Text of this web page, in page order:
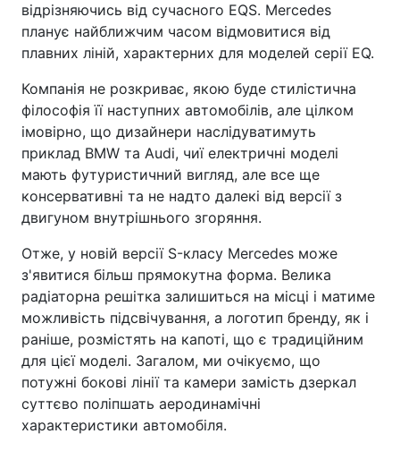
відрізняючись від сучасного EQS. Mercedes
планує найближчим часом відмовитися від
плавних ліній, характерних для моделей серії EQ.
Компанія не розкриває, якою буде стилістична
філософія її наступних автомобілів, але цілком
імовірно, що дизайнери наслідуватимуть
приклад BMW та Audi, чиї електричні моделі
мають футуристичний вигляд, але все ще
консервативні та не надто далекі від версії з
двигуном внутрішнього згоряння.
Отже, у новій версії S-класу Mercedes може
з'явитися більш прямокутна форма. Велика
радіаторна решітка залишиться на місці і матиме
можливість підсвічування, а логотип бренду, як і
раніше, розмістять на капоті, що є традиційним
для цієї моделі. Загалом, ми очікуємо, що
потужні бокові лінії та камери замість дзеркал
суттєво поліпшать аеродинамічні
характеристики автомобіля.